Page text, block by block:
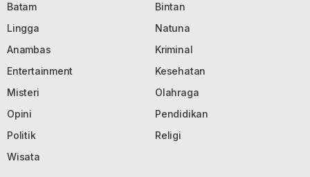
Batam
Bintan
Lingga
Natuna
Anambas
Kriminal
Entertainment
Kesehatan
Misteri
Olahraga
Opini
Pendidikan
Politik
Religi
Wisata